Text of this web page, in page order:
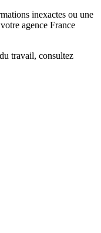
inexactes ou une
agence France
travail, consultez